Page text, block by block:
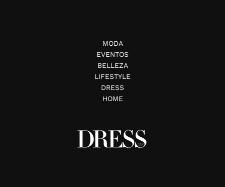
MODA
EVENTOS
BELLEZA
LIFESTYLE
DRESS
HOME